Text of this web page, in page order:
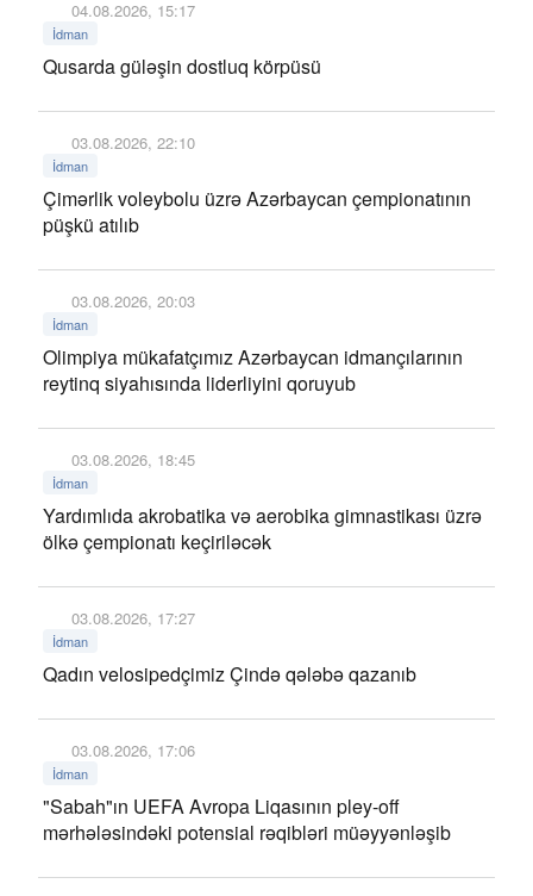
04.08.2026, 15:17
İdman
Qusarda güləşin dostluq körpüsü
03.08.2026, 22:10
İdman
Çimərlik voleybolu üzrə Azərbaycan çempionatının
püşkü atılıb
03.08.2026, 20:03
İdman
Olimpiya mükafatçımız Azərbaycan idmançılarının
reytinq siyahısında liderliyini qoruyub
03.08.2026, 18:45
İdman
Yardımlıda akrobatika və aerobika gimnastikası üzrə
ölkə çempionatı keçiriləcək
03.08.2026, 17:27
İdman
Qadın velosipedçimiz Çində qələbə qazanıb
03.08.2026, 17:06
İdman
"Sabah"ın UEFA Avropa Liqasının pley-off
mərhələsindəki potensial rəqibləri müəyyənləşib